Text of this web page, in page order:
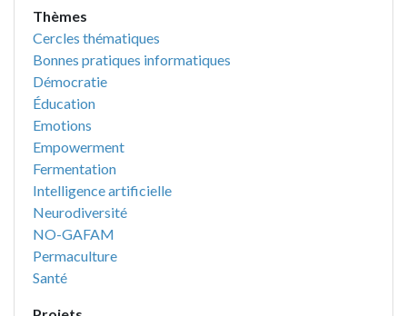
Thèmes
Cercles thématiques
Bonnes pratiques informatiques
Démocratie
Éducation
Emotions
Empowerment
Fermentation
Intelligence artificielle
Neurodiversité
NO-GAFAM
Permaculture
Santé